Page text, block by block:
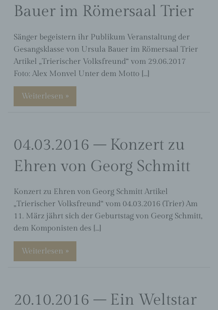
Bauer im Römersaal Trier
Sänger begeistern ihr Publikum Veranstaltung der
Gesangsklasse von Ursula Bauer im Römersaal Trier
Artikel „Trierischer Volksfreund“ vom 29.06.2017
Foto: Alex Monvel Unter dem Motto […]
Weiterlesen »
04.03.2016 – Konzert zu
Ehren von Georg Schmitt
Konzert zu Ehren von Georg Schmitt Artikel
„Trierischer Volksfreund“ vom 04.03.2016 (Trier) Am
11. März jährt sich der Geburtstag von Georg Schmitt,
dem Komponisten des […]
Weiterlesen »
20.10.2016 – Ein Weltstar